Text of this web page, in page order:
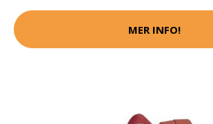
MER INFO!